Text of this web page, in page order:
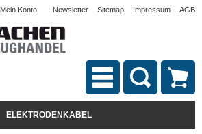
Mein Konto Newsletter Sitemap Impressum AGB
ELEKTRODENKABEL